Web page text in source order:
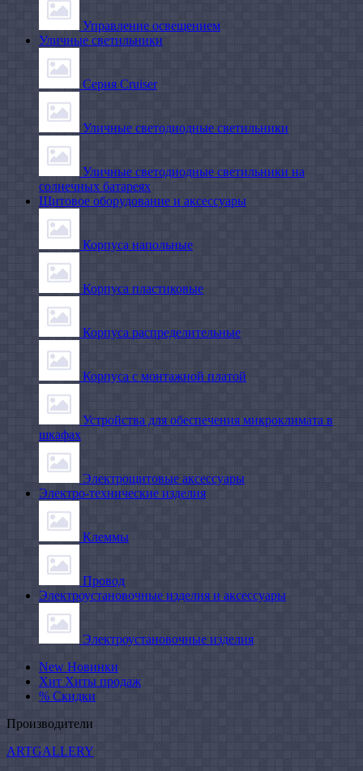
Управление освещением
Уличные светильники
Серия Cruiser
Уличные светодиодные светильники
Уличные светодиодные светильники на
солнечных батареях
Щитовое оборудование и аксессуары
Корпуса напольные
Корпуса пластиковые
Корпуса распределительные
Корпуса с монтажной платой
Устройства для обеспечения микроклимата в
шкафах
Электрощитовые аксессуары
Электро-технические изделия
Клеммы
Провод
Электроустановочные изделия и аксессуары
Электроустановочные изделия
New Новинки
Хит Хиты продаж
% Скидки
Производители
ARTGALLERY